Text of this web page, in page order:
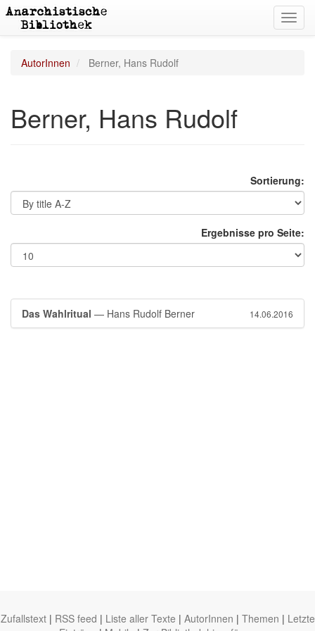
AutorInnen Berner, Hans Rudolf
Berner, Hans Rudolf
Sortierung:
Ergebnisse pro Seite:
Das Wahlritual — Hans Rudolf Berner 14.06.2016
Zufallstext | RSS feed | Liste aller Texte | AutorInnen | Themen | Letzte